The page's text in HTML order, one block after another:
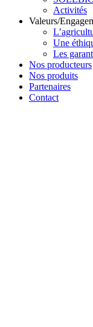
Activités
Valeurs/
Une
Les
Nos producteurs
Nos produits
Partenaires
Contact